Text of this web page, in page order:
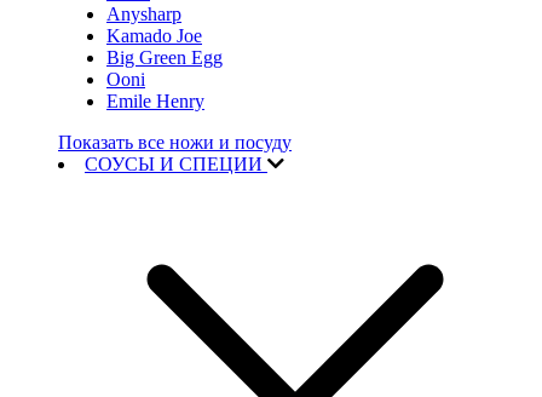
Anysharp
Kamado Joe
Big Green Egg
Ooni
Emile Henry
Показать все ножи и посуду
СОУСЫ И СПЕЦИИ